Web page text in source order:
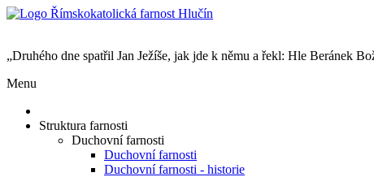
„Druhého dne spatřil Jan Ježíše, jak jde k němu a řekl: Hle Beránek
Menu
Struktura farnosti
Duchovní farnosti
Duchovní farnosti
Duchovní farnosti - historie